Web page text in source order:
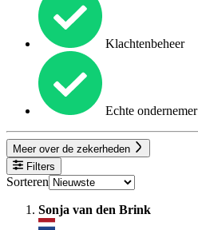
Klachtenbeheer
Echte ondernemer
Meer over de zekerheden
Filters
Sorteren
Sonja van den Brink